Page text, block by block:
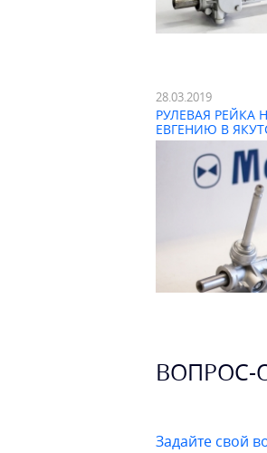
28.03.2019
РУЛЕВАЯ РЕЙКА
ЕВГЕНИЮ В
ВОПРОС-
Задайте свой